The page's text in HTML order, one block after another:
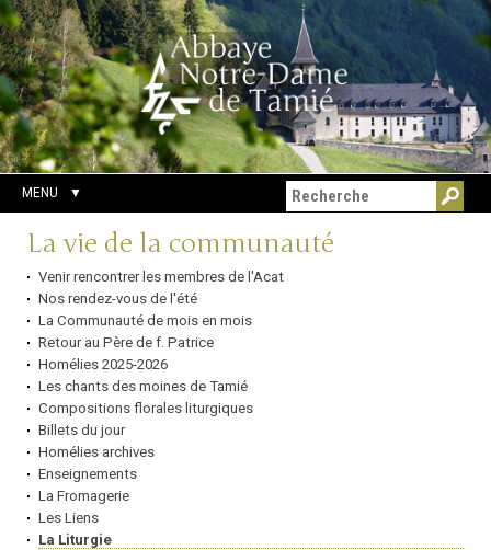
Aller
au
contenu.
|
Aller
à
la
navigation
Outils
personnels
Chercher par
Recherche
avancée…
MENU
Navigation
La vie de la communauté
Venir rencontrer les membres de l'Acat
Nos rendez-vous de l'été
La Communauté de mois en mois
Retour au Père de f. Patrice
Homélies 2025-2026
Les chants des moines de Tamié
Compositions florales liturgiques
Billets du jour
Homélies archives
Enseignements
La Fromagerie
Les Liens
La Liturgie